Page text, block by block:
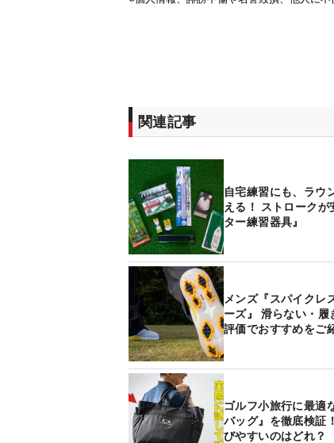
関連記事
自宅練習にも、ラウ
える！ ストロークが
ター練習器具』
メンズ『スパイクレ
ーズ』 滑らない・履
評価でおすすめをご
ゴルフ小旅行に最適
バッグ』を徹底検証
びやすいのはどれ？